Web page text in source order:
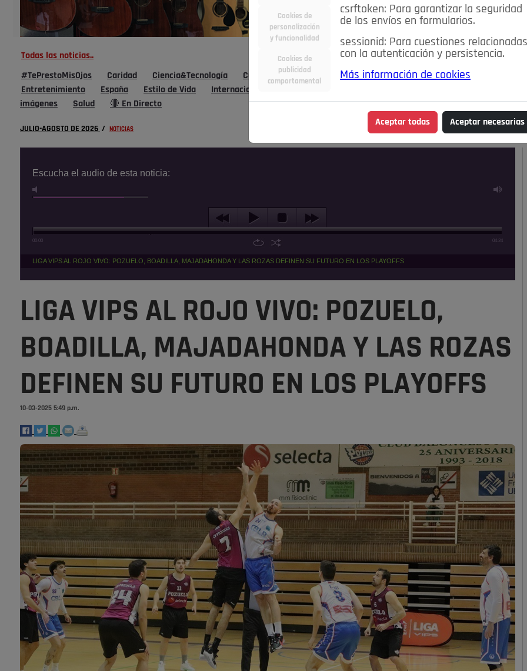
Todas las noticias..
#TePrestoMisOjos Caridad Ciencia&Tecnología Cultura Deportes Economía
Educación
Entretenimiento
España Estilo de Vida Internacional
imágenes
Salud 🔴 En Directo
JULIO-AGOSTO DE 2026 / NOTICIAS
Escucha el audio de esta noticia:
00:00 04:24
LIGA VIPS AL ROJO VIVO: POZUELO, BOADILLA, MAJADAHONDA Y LAS ROZAS DEFINEN SU FUTURO EN LOS PLAYOFFS
LIGA VIPS AL ROJO VIVO: POZUELO,
BOADILLA, MAJADAHONDA Y LAS ROZAS
DEFINEN SU FUTURO EN LOS PLAYOFFS
10-03-2025 5:49 p.m.
Cookies de
personalización
y funcionalidad
Cookies de
publicidad
comportamental
csrftoken: Para garantizar la seguridad
de los envíos en formularios.
sessionid: Para cuestiones relacionadas
con la autenticación y persistencia.
Más información de cookies
Aceptar todas Aceptar necesarias